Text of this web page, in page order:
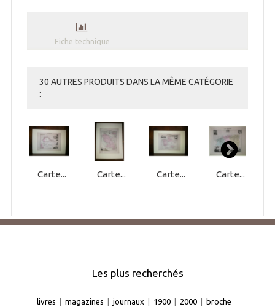
Fiche technique
30 AUTRES PRODUITS DANS LA MÊME CATÉGORIE
:
Carte... Carte... Carte... Carte...
Les plus recherchés
livres | magazines | journaux | 1900 | 2000 | broche